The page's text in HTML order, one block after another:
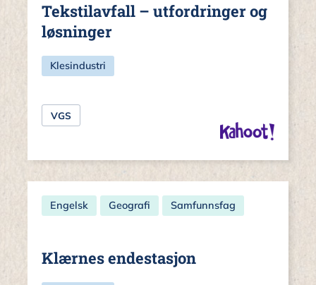
Tekstilavfall – utfordringer og
løsninger
Klesindustri
VGS
Engelsk Geografi Samfunnsfag
Klærnes endestasjon